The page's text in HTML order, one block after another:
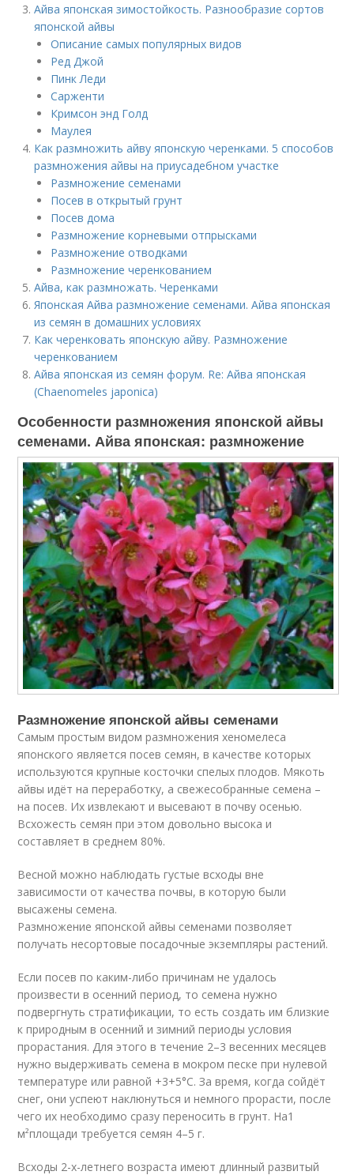
Айва японская зимостойкость. Разнообразие сортов
японской айвы
Описание самых популярных видов
Ред Джой
Пинк Леди
Сарженти
Кримсон энд Голд
Маулея
Как размножить айву японскую черенками. 5 способов
размножения айвы на приусадебном участке
Размножение семенами
Посев в открытый грунт
Посев дома
Размножение корневыми отпрысками
Размножение отводками
Размножение черенкованием
Айва, как размножать. Черенками
Японская Айва размножение семенами. Айва японская
из семян в домашних условиях
Как черенковать японскую айву. Размножение
черенкованием
Айва японская из семян форум. Re: Айва японская
(Chaenomeles japonica)
Особенности размножения японской айвы
семенами. Айва японская: размножение
Размножение японской айвы семенами
Самым простым видом размножения хеномелеса
японского является посев семян, в качестве которых
используются крупные косточки спелых плодов. Мякоть
айвы идёт на переработку, а свежесобранные семена –
на посев. Их извлекают и высевают в почву осенью.
Всхожесть семян при этом довольно высока и
составляет в среднем 80%.
Весной можно наблюдать густые всходы вне
зависимости от качества почвы, в которую были
высажены семена.
Размножение японской айвы семенами позволяет
получать несортовые посадочные экземпляры растений.
Если посев по каким-либо причинам не удалось
произвести в осенний период, то семена нужно
подвергнуть стратификации, то есть создать им близкие
к природным в осенний и зимний периоды условия
прорастания. Для этого в течение 2–3 весенних месяцев
нужно выдерживать семена в мокром песке при нулевой
температуре или равной +3+5°C. За время, когда сойдёт
снег, они успеют наклюнуться и немного прорасти, после
чего их необходимо сразу переносить в грунт. На1
м²площади требуется семян 4–5 г.
Всходы 2-х-летнего возраста имеют длинный развитый